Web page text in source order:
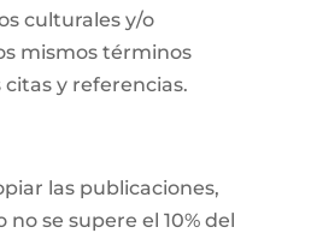
culturales y/o
mismos términos
y referencias.
las publicaciones,
se supere el 10% del